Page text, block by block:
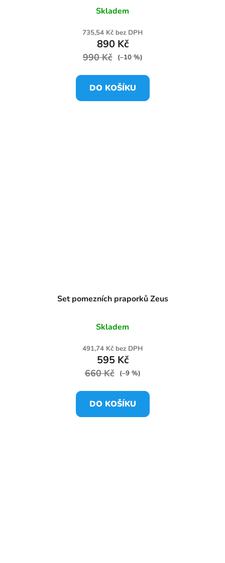
Skladem
735,54 Kč bez DPH
890 Kč
990 Kč (–10 %)
DO KOŠÍKU
Set pomezních praporků Zeus
Skladem
491,74 Kč bez DPH
595 Kč
660 Kč (–9 %)
DO KOŠÍKU